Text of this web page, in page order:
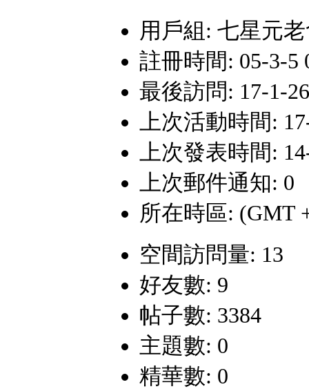
用戶組: 七星元
註冊時間: 05-3-5
最後訪問: 17-1-
上次活動時間:
上次發表時間:
上次郵件通知: 0
所在時區: (GMT
空間訪問量: 13
好友數: 9
帖子數: 3384
主題數: 0
精華數: 0